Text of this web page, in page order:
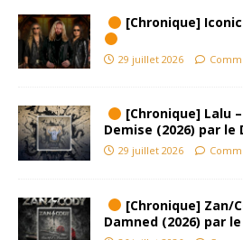
[Chronique]
29 juillet 2026
[Chronique] Lalu
Demise (2026) par le
29 juillet 2026
[Chronique] Zan/
Damned (2026) par le